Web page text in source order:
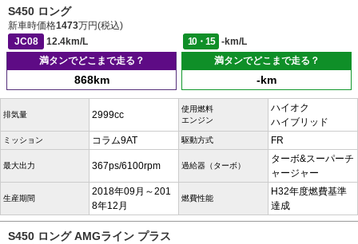
S450 ロング
新車時価格1473万円(税込)
JC08
12.4km/L 10・15
-km/L
満タンでどこまで走る？
868km
満タンでどこまで走る？
-km
排気量 2999cc
使用燃料
エンジン
ハイオク
ハイブリッド
ミッション コラム9AT 駆動方式 FR
最大出力 367ps/6100rpm 過給器（ターボ）
ターボ&スーパーチ
ャージャー
生産期間
2018年09月～201
8年12月
燃費性能
H32年度燃費基準
達成
S450 ロング AMGライン プラス